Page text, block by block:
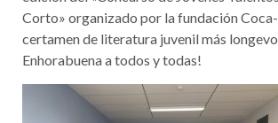
Corto» organizado por la fundación
certamen de literatura juvenil más longevo
Enhorabuena a todos y todas!